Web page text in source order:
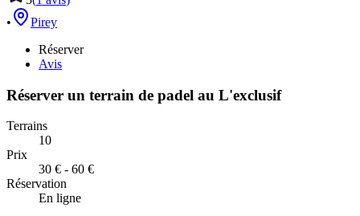
•
Pirey
Réserver
Avis
Réserver un terrain de padel au L'exclusif
Terrains
10
Prix
30 € - 60 €
Réservation
En ligne